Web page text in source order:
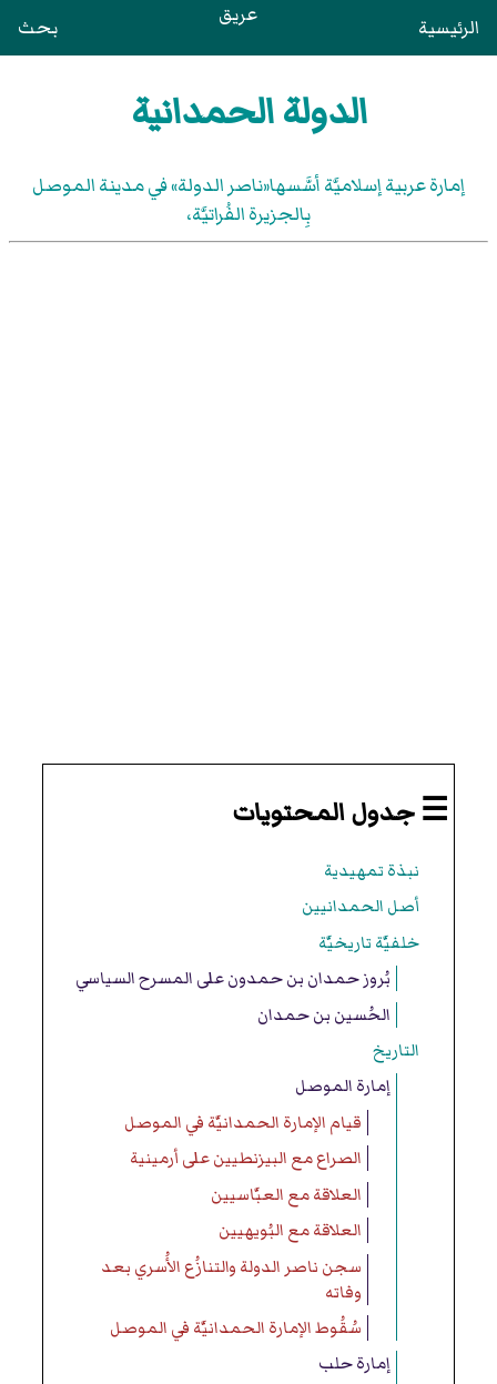
الرئيسية عريق بحث
الدولة الحمدانية
إمارة عربية إسلاميَّة أسَّسها«ناصر الدولة» في مدينة الموصل
بِالجزيرة الفُراتيَّة،
☰ جدول المحتويات
نبذة تمهيدية
أصل الحمدانيين
خلفيَّة تاريخيَّة
بُروز حمدان بن حمدون على المسرح السياسي
الحُسين بن حمدان
التاريخ
إمارة الموصل
قيام الإمارة الحمدانيَّة في الموصل
الصراع مع البيزنطيين على أرمينية
العلاقة مع العبَّاسيين
العلاقة مع البُويهيين
سجن ناصر الدولة والتنازُع الأُسري بعد
وفاته
سُقُوط الإمارة الحمدانيَّة في الموصل
إمارة حلب